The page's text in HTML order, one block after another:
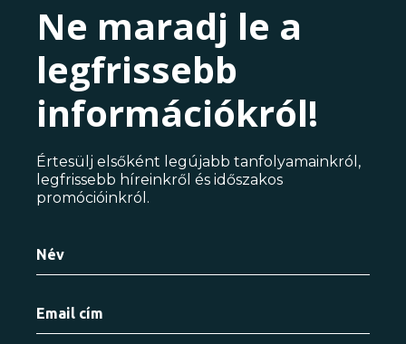
Ne maradj le a
legfrissebb
információkról!
Értesülj elsőként legújabb tanfolyamainkról,
legfrissebb híreinkről és időszakos
promócióinkról.